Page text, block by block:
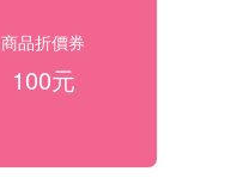
商品折價券
100元